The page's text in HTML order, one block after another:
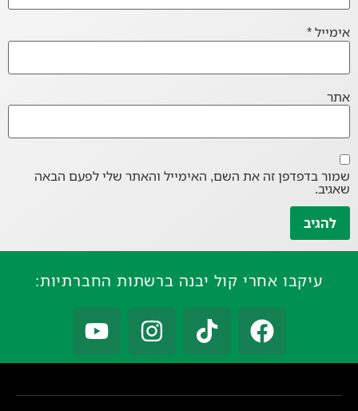
אימייל*
אתר
שמור בדפדפן זה את השם, האימייל והאתר שלי לפעם הבאה
שאגיב.
עיקבו אחרי קול יבנה ברשתות החברתיות: